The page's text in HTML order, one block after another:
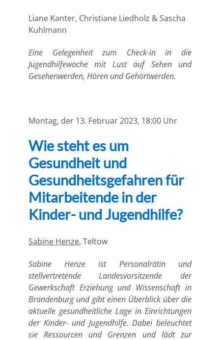
Liane Kanter, Christiane Liedholz & Sascha
Kuhlmann
Eine Gelegenheit zum Check-in in die
Jugendhilfewoche mit Lust auf Sehen und
Gesehenwerden, Hören und Gehörtwerden.
Montag, der 13. Februar 2023, 18:00 Uhr
Wie steht es um
Gesundheit und
Gesundheitsgefahren für
Mitarbeitende in der
Kinder- und Jugendhilfe?
Sabine Henze, Teltow
Sabine Henze ist Personalrätin und
stellvertretende Landesvorsitzende der
Gewerkschaft Erziehung und Wissenschaft in
Brandenburg und gibt einen Überblick über die
aktuelle gesundheitliche Lage in Einrichtungen
der Kinder- und Jugendhilfe. Dabei beleuchtet
sie Ressourcen und Grenzen und lädt zur